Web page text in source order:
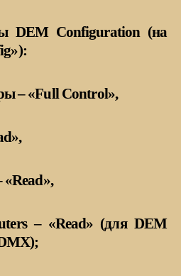
DEM Configuration (на
– «Full Control»,
«Read»,
– «Read» (для DEM